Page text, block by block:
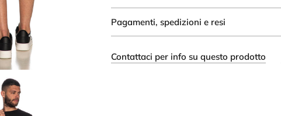
Pagamenti, spedizioni e resi
Contattaci per info su questo prodotto